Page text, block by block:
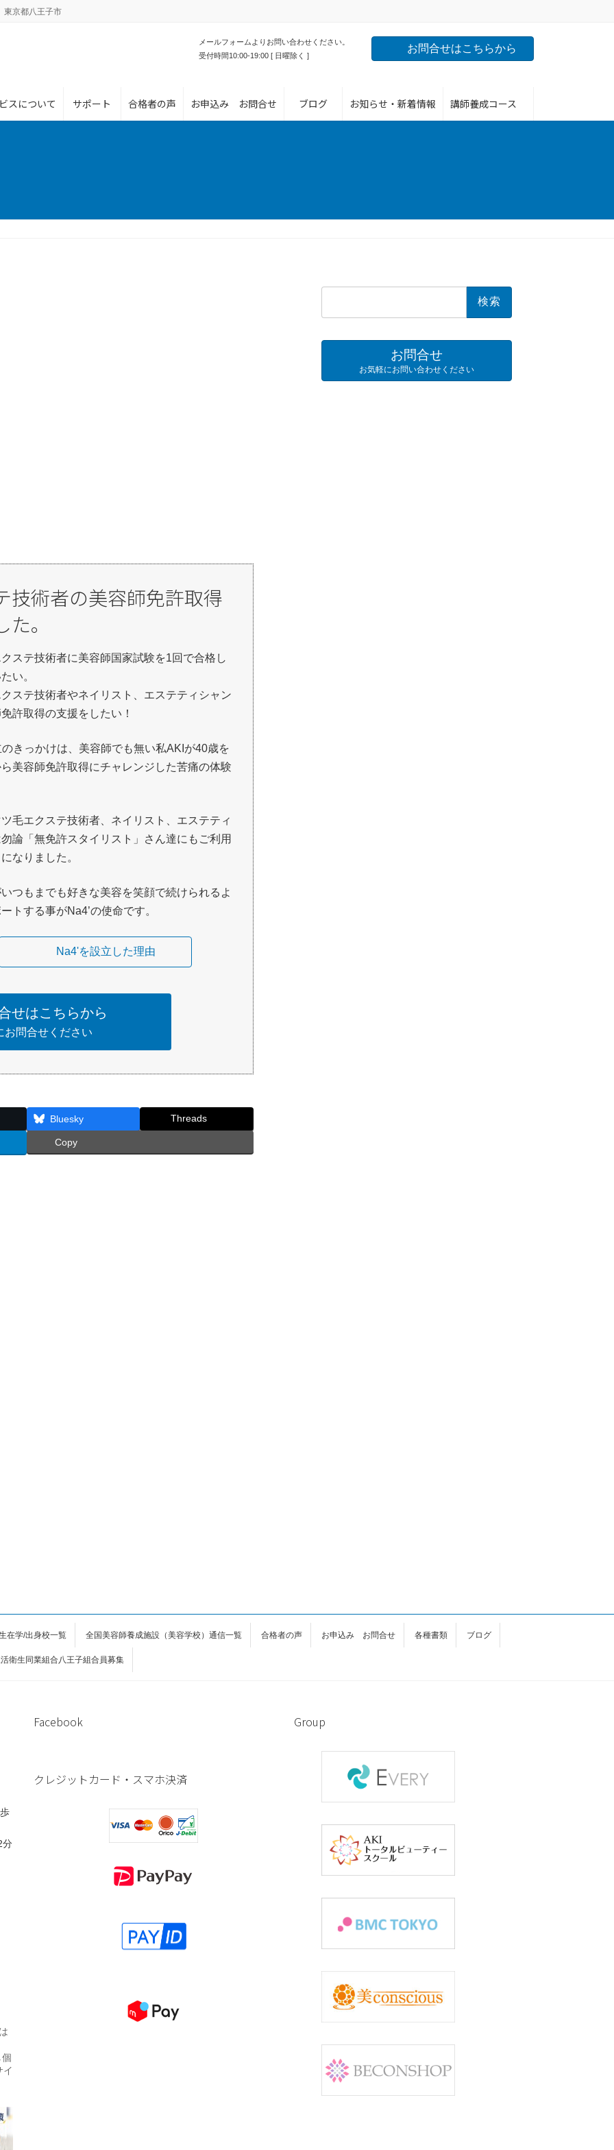
東京都八王子市
メールフォームよりお問い合わせください。
受付時間10:00-19:00 [ 日曜除く ]
お問合せはこちらから
スについて サポート 合格者の声 お申込み お問合せ ブログ お知らせ・新着情報 講師養成コース
技術者の美容師免許取得
。
ステ技術者に美容師国家試験を1回で合格し
い。
ステ技術者やネイリスト、エステティシャン
許取得の支援をしたい！
きっかけは、美容師でも無い私AKIが40歳を
美容師免許取得にチャレンジした苦痛の体験
毛エクステ技術者、ネイリスト、エステティ
論「無免許スタイリスト」さん達にもご利用
なりました。
つもまでも好きな美容を笑顔で続けられるよ
トする事がNa4’の使命です。
Na4'を設立した理由
せはこちらから
お問合せください
Bluesky Threads
Copy
お問合せ
お気軽にお問い合わせください
在学/出身校一覧 全国美容師養成施設（美容学校）通信一覧 合格者の声 お申込み お問合せ 各種書類 ブログ
衛生同業組合八王子組合員募集
分
Facebook
クレジットカード・スマホ決済
Group